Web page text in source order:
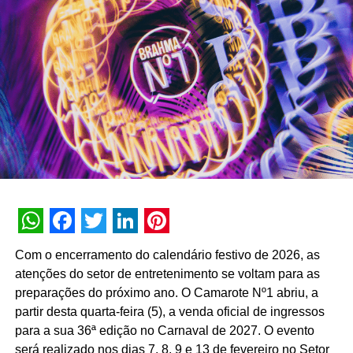
NÃO PERCA
Pepsico e EA Sports firmam parceria
WhatsApp
Facebook
Twitter
LinkedIn
Pinterest
Com o encerramento do calendário festivo de 2026, as
atenções do setor de entretenimento se voltam para as
preparações do próximo ano. O Camarote Nº1 abriu, a
partir desta quarta-feira (5), a venda oficial de ingressos
para a sua 36ª edição no Carnaval de 2027. O evento
será realizado nos dias 7, 8, 9 e 13 de fevereiro no Setor